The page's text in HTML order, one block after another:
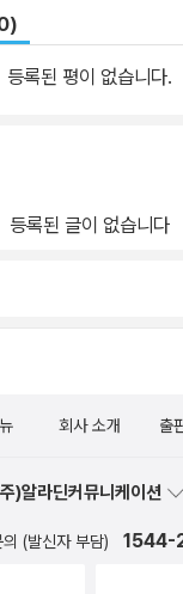
파시(波市)를 끝내고」,
있다. 또한 『시장과
삶을 유추해볼 수 있게
불어 최후방 지역이자
이 울리는 참혹한 전
해, 어떻게든 한몫 잡기
현장 한가운데 욕망
전체에 큰 영향을 미
에 따라 다르게 나타
등록된 평이 없습니다.
등록된 글이 없습니다
회사 소개 출
)알라딘커뮤니케이션
의 (발신자 부담) 1544-